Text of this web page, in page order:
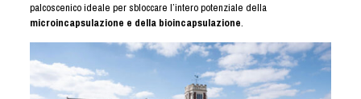
palcoscenico ideale per sbloccare l’intero potenziale della
microincapsulazione e della bioincapsulazione.